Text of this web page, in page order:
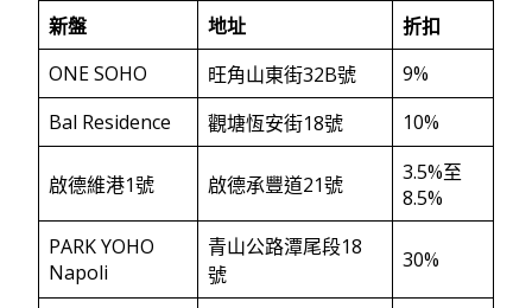
新盤 地址
折扣
ONE SOHO
旺角山東街32B號
9%
Bal Residence
觀塘恆安街18號 10%
啟德維港1號 啟德承豐道21號
3.5%至
8.5%
PARK YOHO
Napoli
青山公路潭尾段18
號
30%